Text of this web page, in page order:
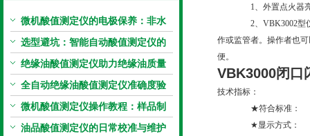
微机酸值测定仪的电极保养：非水
电极的清洗与活化方法
选型避坑：智能自动酸值测定仪的
加热功率与萃取时间关系
绝缘油酸值测定仪助力绝缘油质量
把控，降低设备故障
全自动绝缘油酸值测定仪准确度验
证：标准物质标定步骤
微机酸值测定仪操作教程：样品制
备、参数设置与结果解读
油品酸值测定仪的日常校准与维护
1、外置点火器亮度
2、VBK3002型仪器
作或监管者。操作者也
便。
VBK3000闭口
技术指标：
★符合标准： GB/
★显示方式： 高